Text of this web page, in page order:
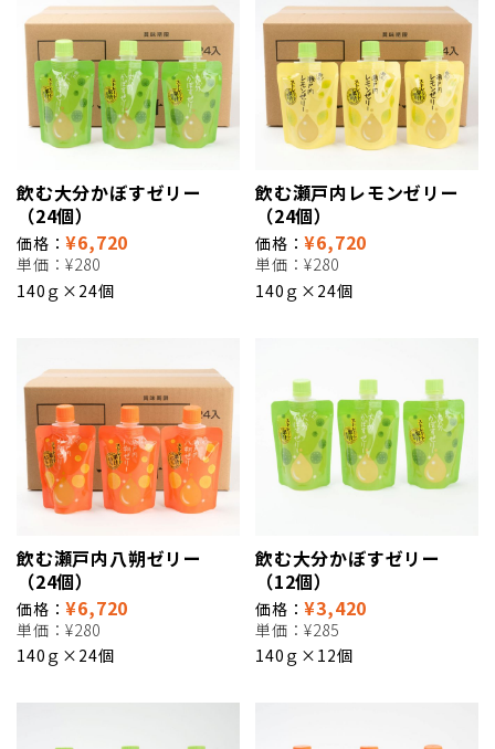
飲む大分かぼすゼリー
（24個）
価格：¥6,720
単価：¥280
140ｇ×24個
飲む瀬戸内レモンゼリー
（24個）
価格：¥6,720
単価：¥280
140ｇ×24個
飲む瀬戸内八朔ゼリー
（24個）
価格：¥6,720
単価：¥280
140ｇ×24個
飲む大分かぼすゼリー
（12個）
価格：¥3,420
単価：¥285
140ｇ×12個